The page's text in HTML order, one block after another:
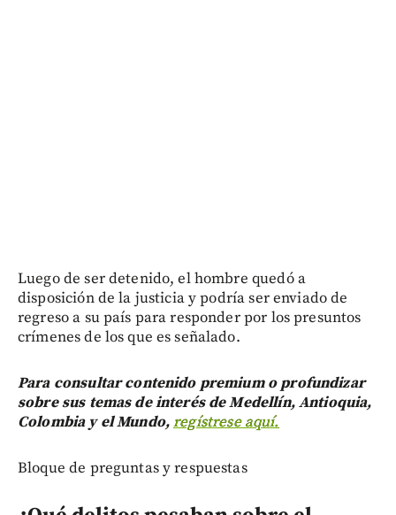
Luego de ser detenido, el hombre quedó a
disposición de la justicia y podría ser enviado de
regreso a su país para responder por los presuntos
crímenes de los que es señalado.
Para consultar contenido premium o profundizar
sobre sus temas de interés de Medellín, Antioquia,
Colombia y el Mundo,regístrese aquí.
Bloque de preguntas y respuestas